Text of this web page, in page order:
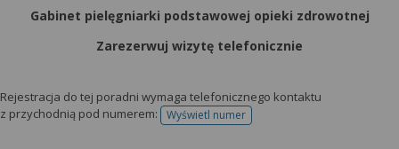
Gabinet pielęgniarki podstawowej opieki zdrowotnej
Zarezerwuj wizytę telefonicznie
Rejestracja do tej poradni wymaga telefonicznego kontaktu
z przychodnią pod numerem:
Wyświetl numertelefonu do rejestracji